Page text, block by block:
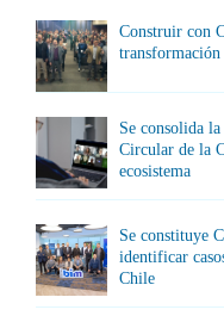
Construir con
Se consolida
Circular de la
ecosistema
Se constituye
identificar
Chile